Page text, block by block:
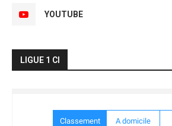
YOUTUBE
LIGUE 1 CI
Classement A domicile